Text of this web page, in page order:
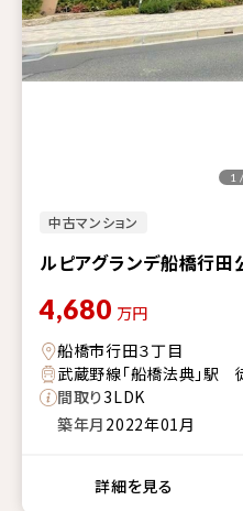
中古マンション
ルピアグランデ船橋行田
1
4,680 万円
船橋市行田３丁目
武蔵野線「船橋法典」駅
間取り3LDK
築年月 2022年01月
詳細を見る